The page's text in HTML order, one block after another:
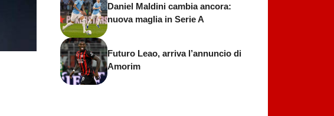
Daniel Maldini cambia ancora:
nuova maglia in Serie A
Futuro Leao, arriva l’annuncio di
Amorim